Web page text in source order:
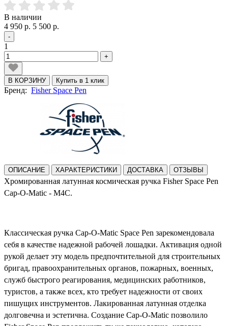
В наличии
4 950 р. 5 500 р.
-
1
+
В КОРЗИНУ Купить в 1 клик
Бренд: Fisher Space Pen
ОПИСАНИЕ ХАРАКТЕРИСТИКИ ДОСТАВКА ОТЗЫВЫ
Хромированная латунная космическая ручка Fisher Space Pen
Cap-O-Matic - M4C.
Классическая ручка Cap-O-Matic Space Pen зарекомендовала
себя в качестве надежной рабочей лошадки. Активация одной
рукой делает эту модель предпочтительной для строительных
бригад, правоохранительных органов, пожарных, военных,
служб быстрого реагирования, медицинских работников,
туристов, а также всех, кто требует надежности от своих
пишущих инструментов. Лакированная латунная отделка
долговечна и эстетична. Создание Cap-O-Matic позволило